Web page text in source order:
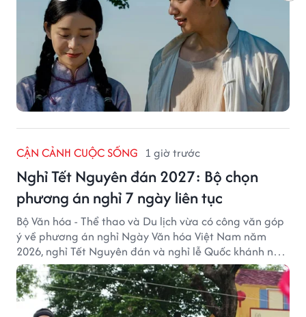
CẬN CẢNH CUỘC SỐNG 1 giờ trước
Nghỉ Tết Nguyên đán 2027: Bộ chọn
phương án nghỉ 7 ngày liên tục
Bộ Văn hóa - Thể thao và Du lịch vừa có công văn góp
ý về phương án nghỉ Ngày Văn hóa Việt Nam năm
2026, nghỉ Tết Nguyên đán và nghỉ lễ Quốc khánh năm
2027.